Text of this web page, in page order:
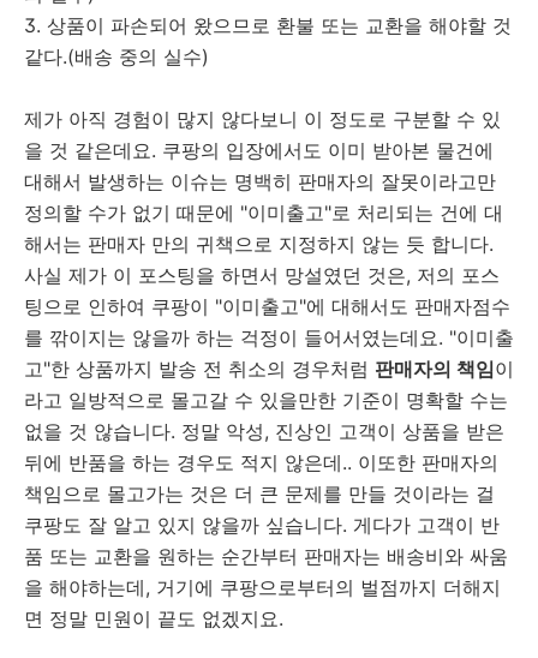
3. 상품이 파손되어 왔으므로 환불 또는 교환을 해야할 것
같다.(배송 중의 실수)
제가 아직 경험이 많지 않다보니 이 정도로 구분할 수 있
을 것 같은데요. 쿠팡의 입장에서도 이미 받아본 물건에
대해서 발생하는 이슈는 명백히 판매자의 잘못이라고만
정의할 수가 없기 때문에 "이미출고"로 처리되는 건에 대
해서는 판매자 만의 귀책으로 지정하지 않는 듯 합니다.
사실 제가 이 포스팅을 하면서 망설였던 것은, 저의 포스
팅으로 인하여 쿠팡이 "이미출고"에 대해서도 판매자점수
를 깎이지는 않을까 하는 걱정이 들어서였는데요. "이미출
고"한 상품까지 발송 전 취소의 경우처럼 판매자의 책임이
라고 일방적으로 몰고갈 수 있을만한 기준이 명확할 수는
없을 것 않습니다. 정말 악성, 진상인 고객이 상품을 받은
뒤에 반품을 하는 경우도 적지 않은데.. 이또한 판매자의
책임으로 몰고가는 것은 더 큰 문제를 만들 것이라는 걸
쿠팡도 잘 알고 있지 않을까 싶습니다. 게다가 고객이 반
품 또는 교환을 원하는 순간부터 판매자는 배송비와 싸움
을 해야하는데, 거기에 쿠팡으로부터의 벌점까지 더해지
면 정말 민원이 끝도 없겠지요.